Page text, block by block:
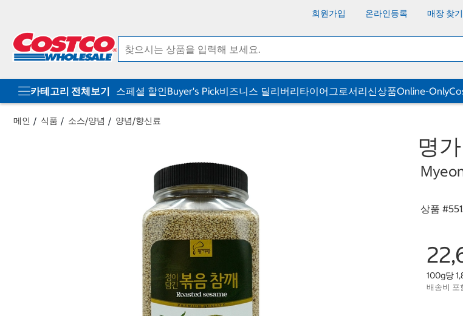
회원가입 온라인등록 매장 찾기
카테고리 전체보기 스페셜 할인Buyer's Pick비즈니스 딜리버리타이어그로서리신상품Online-Only
메인 식품 소스/양념 양념/향신료
명
상품 #
100g당
배송비 포